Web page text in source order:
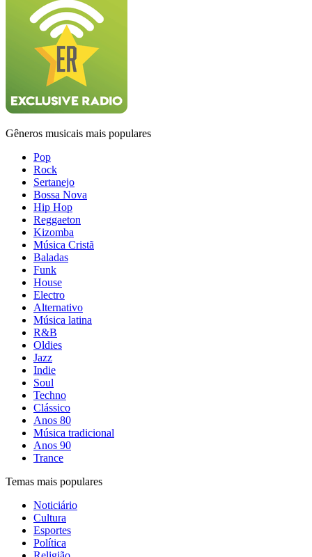
Gêneros musicais mais populares
Pop
Rock
Sertanejo
Bossa Nova
Hip Hop
Reggaeton
Kizomba
Música Cristã
Baladas
Funk
House
Electro
Alternativo
Música latina
R&B
Oldies
Jazz
Indie
Soul
Techno
Clássico
Anos 80
Música tradicional
Anos 90
Trance
Temas mais populares
Noticiário
Cultura
Esportes
Política